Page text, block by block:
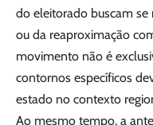
do eleitorado buscam se
ou da reaproximação
movimento não é
contornos específicos
estado no contexto
Ao mesmo tempo, a